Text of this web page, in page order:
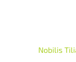
Nobilis